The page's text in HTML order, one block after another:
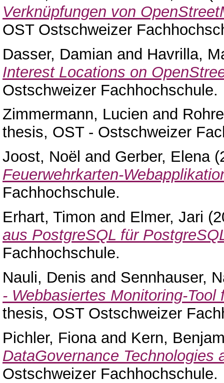
Verknüpfungen von
OST Ostschweizer
Dasser, Damian and Havrilla,
Interest Locations on
Ostschweizer Fachhochschule.
Zimmermann, Lucien and
thesis, OST - Ostschweizer
Joost, Noël and Gerber, Elena
Feuerwehrkarten-
Fachhochschule.
Erhart, Timon and Elmer, Jari
aus PostgreSQL für
Fachhochschule.
Nauli, Denis and Sennhauser,
- Webbasiertes Monitoring-
thesis, OST Ostschweizer
Pichler, Fionaand Kern,
DataGovernance Technologies
Ostschweizer Fachhochschule.